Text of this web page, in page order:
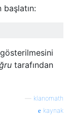
başlatın:
tarafından
klanomath
kaynak